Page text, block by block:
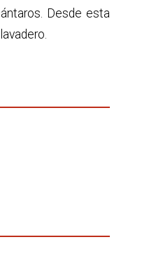
Desde esta